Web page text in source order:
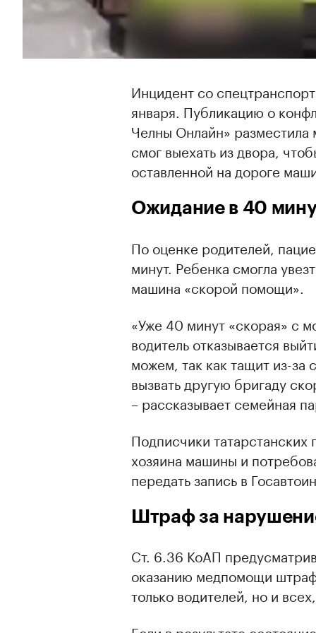
Инцидент со
января. Публикацию о
Челны Онлайн»
смог выехать из двора,
оставленной на дороге
Ожидание в 40
По оценке родителей,
минут. Ребенка смогла
машина «скорой помощи».
«Уже 40 минут «скорая» с
водитель отказывается
можем, так как тащит из-
вызвать другую бригаду
– рассказывает семейная
Подписчики
хозяина машины и
передать запись в
Штраф за
Ст. 6.36 КоАП
оказанию медпомощи
только водителей, но и